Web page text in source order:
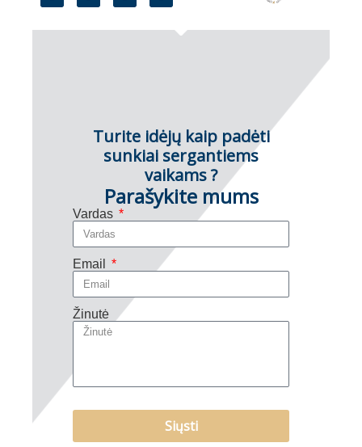
Turite idėjų kaip padėti
sunkiai sergantiems
vaikams ?
Parašykite mums
Vardas
Email
Žinutė
Siųsti